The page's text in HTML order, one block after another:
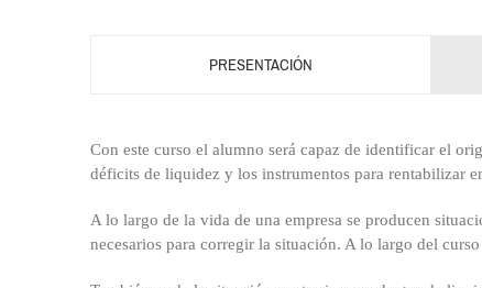
PRESENTACIÓN
Con este curso el alumno será capaz de identificar el
déficits de liquidez y los instrumentos para rentabilizar
A lo largo de la vida de una empresa se producen
necesarios para corregir la situación. A lo largo del